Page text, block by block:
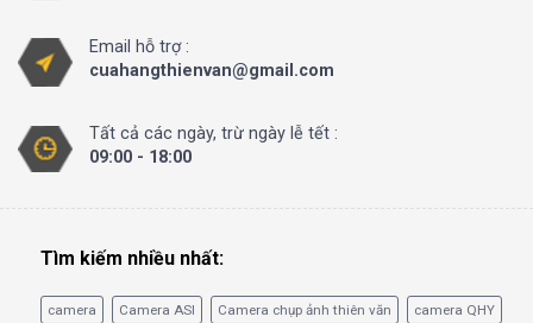
Email hỗ trợ :
cuahangthienvan@gmail.com
Tất cả các ngày, trừ ngày lễ tết :
09:00 - 18:00
Tìm kiếm nhiều nhất:
camera Camera ASI Camera chụp ảnh thiên văn camera QHY